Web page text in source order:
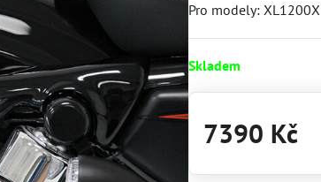
Pro modely: XL1200X
Skladem
7390 Kč